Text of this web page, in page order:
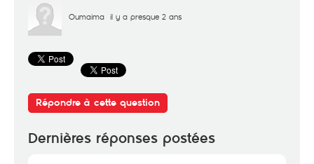
Oumaima il y a presque 2 ans
Répondre à cette question
Dernières réponses postées